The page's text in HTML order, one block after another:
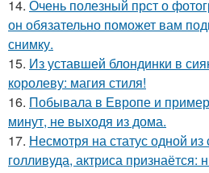
14. Очень полезный прст о
он обязательно поможет вам
снимку.
15. Из уставшей блондинки в
королеву: магия стиля!
16. Побывала в Европе и
минут, не выходя из дома.
17. Несмотря на статус одной
голливуда, актриса признаётся: